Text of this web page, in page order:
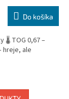
Do košíka
🌡️ TOG 0,67 –
hreje, ale